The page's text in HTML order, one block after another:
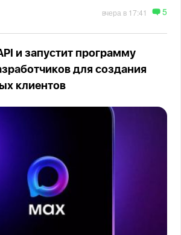
вчера в 17:41 5
и запустит программу
для создания
клиентов